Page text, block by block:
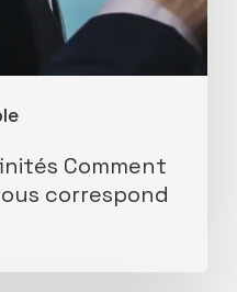
Comment
correspond